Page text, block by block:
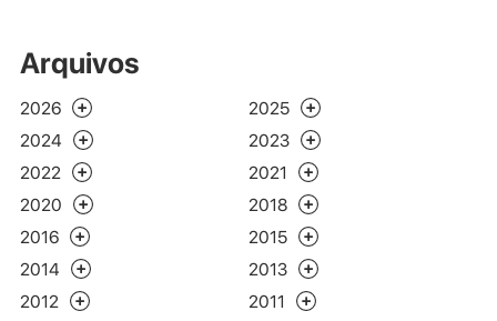
Arquivos
2026
2025
2024
2023
2022
2021
2020
2018
2016
2015
2014
2013
2012
2011